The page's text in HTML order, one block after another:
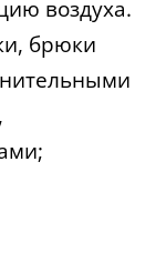
воздуха.
брюки